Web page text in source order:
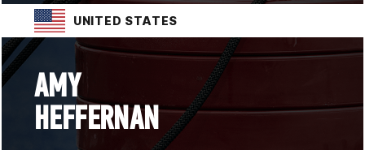
UNITED STATES
AMY
HEFFERNAN